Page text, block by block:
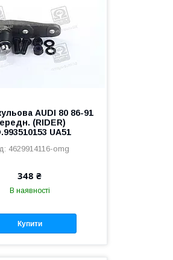
AUDI 80 86-91
(RIDER)
UA51
4629914116-omg
348 ₴
В наявності
Купити